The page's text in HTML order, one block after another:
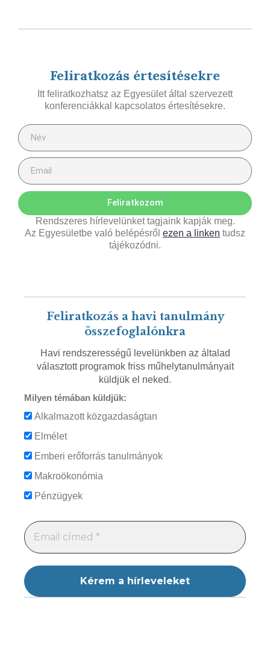
Feliratkozás értesítésekre
Itt feliratkozhatsz az Egyesület által szervezett
konferenciákkal kapcsolatos értesítésekre.
Feliratkozom
Rendszeres hírlevelünket tagjaink kapják meg.
Az Egyesületbe való belépésről ezen a linken tudsz
tájékozódni.
Feliratkozás a havi tanulmány
összefoglalónkra
Havi rendszerességű levelünkben az általad
választott programok friss műhelytanulmányait
küldjük el neked.
Milyen témában küldjük:
Alkalmazott közgazdaságtan
Elmélet
Emberi erőforrás tanulmányok
Makroökonómia
Pénzügyek